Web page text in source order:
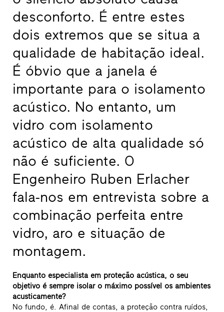
desconforto. É entre estes
dois extremos que se situa a
qualidade de habitação ideal.
É óbvio que a janela é
importante para o isolamento
acústico. No entanto, um
vidro com isolamento
acústico de alta qualidade só
não é suficiente. O
Engenheiro Ruben Erlacher
fala-nos em entrevista sobre a
combinação perfeita entre
vidro, aro e situação de
montagem.
Enquanto especialista em proteção acústica, o seu
objetivo é sempre isolar o máximo possível os ambientes
acusticamente?
No fundo, é. Afinal de contas, a proteção contra ruídos,